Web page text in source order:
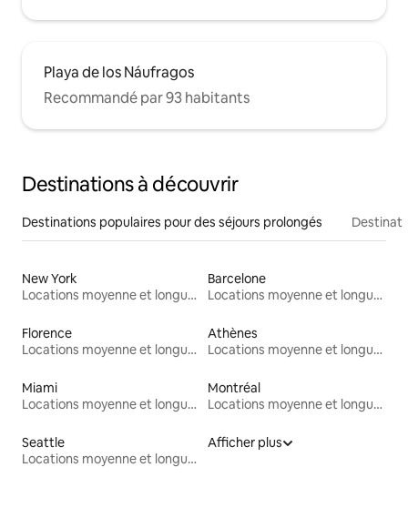
Playa de los Náufragos
Recommandé par 93 habitants
Destinations à découvrir
Destinations populaires pour des séjours prolongés
New York
Locations moyenne et longue durée
Barcelone
Locations moyenne et longue durée
Florence
Locations moyenne et longue durée
Athènes
Locations moyenne et longue durée
Miami
Locations moyenne et longue durée
Montréal
Locations moyenne et longue durée
Seattle
Locations moyenne et longue durée
Afficher plus